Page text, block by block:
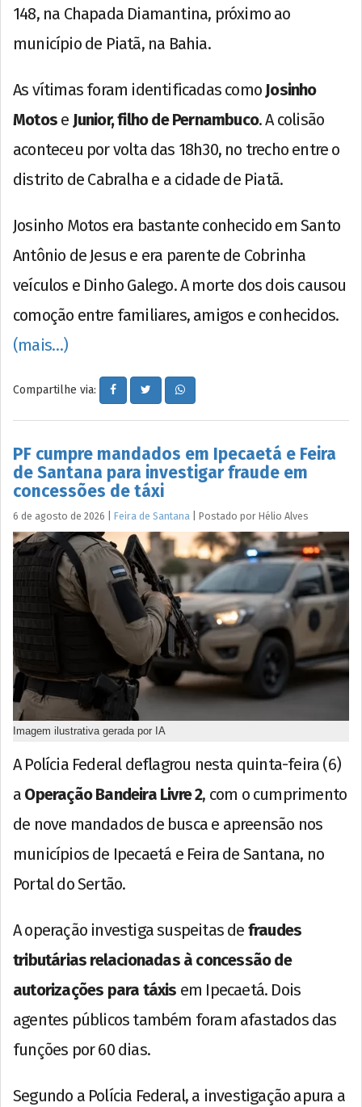
148, na Chapada Diamantina, próximo ao
município de Piatã, na Bahia.
As vítimas foram identificadas como Josinho
Motos e Junior, filho de Pernambuco. A colisão
aconteceu por volta das 18h30, no trecho entre o
distrito de Cabralha e a cidade de Piatã.
Josinho Motos era bastante conhecido em Santo
Antônio de Jesus e era parente de Cobrinha
veículos e Dinho Galego. A morte dos dois causou
comoção entre familiares, amigos e conhecidos.
(mais…)
Compartilhe via:
PF cumpre mandados em Ipecaetá e Feira
de Santana para investigar fraude em
concessões de táxi
6 de agosto de 2026 Feira de Santana Postado por Hélio Alves
Imagem ilustrativa gerada por IA
A Polícia Federal deflagrou nesta quinta-feira (6)
a Operação Bandeira Livre 2, com o cumprimento
de nove mandados de busca e apreensão nos
municípios de Ipecaetá e Feira de Santana, no
Portal do Sertão.
A operação investiga suspeitas de fraudes
tributárias relacionadas à concessão de
autorizações para táxis em Ipecaetá. Dois
agentes públicos também foram afastados das
funções por 60 dias.
Segundo a Polícia Federal, a investigação apura a